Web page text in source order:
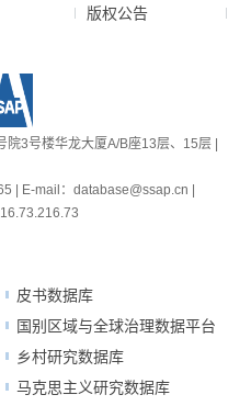
版权公告
3号楼华龙大厦A/B座13层、15层 |
| E-mail：database@ssap.cn |
皮书数据库
国别区域与全球治理数据平台
乡村研究数据库
马克思主义研究数据库